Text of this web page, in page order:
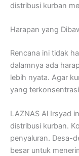
distribusi kurban
Harapan yang
Rencana ini tidak
dalamnya ada
lebih nyata. Agar
yang
LAZNAS Al Irsyad
distribusi kurban.
penyaluran. Desa-
besar untuk